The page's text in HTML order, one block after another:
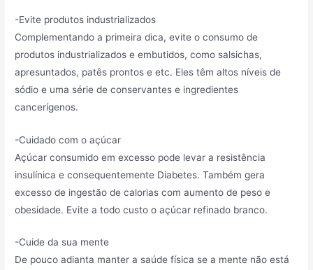
-Evite produtos industrializados
Complementando a primeira dica, evite o consumo de
produtos industrializados e embutidos, como salsichas,
apresuntados, patês prontos e etc. Eles têm altos níveis de
sódio e uma série de conservantes e ingredientes
cancerígenos.
-Cuidado com o açúcar
Açúcar consumido em excesso pode levar a resistência
insulínica e consequentemente Diabetes. Também gera
excesso de ingestão de calorias com aumento de peso e
obesidade. Evite a todo custo o açúcar refinado branco.
-Cuide da sua mente
De pouco adianta manter a saúde física se a mente não está